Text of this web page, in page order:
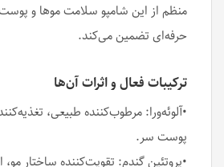
منظم از این شامپو سلامت موها و
حرفه‌ای تضمین می‌کند.
ترکیبات فعال و اثرات آن‌ها
•آلوئه‌ورا: مرطوب‌کننده طبیعی،
پوست سر.
•پروتئین گندم: تقویت‌کننده ساختار